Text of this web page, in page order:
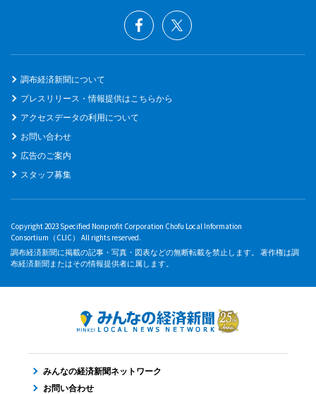
調布経済新聞について
プレスリリース・情報提供はこちらから
アクセスデータの利用について
お問い合わせ
広告のご案内
スタッフ募集
Copyright 2023 Specified Nonprofit Corporation Chofu Local Information
Consortium（CLIC） All rights reserved.
調布経済新聞に掲載の記事・写真・図表などの無断転載を禁止します。 著作権は調
布経済新聞またはその情報提供者に属します。
みんなの経済新聞ネットワーク
お問い合わせ